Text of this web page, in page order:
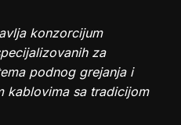
konzorcijum
za
podnog grejanja i
kablovima sa tradicijom